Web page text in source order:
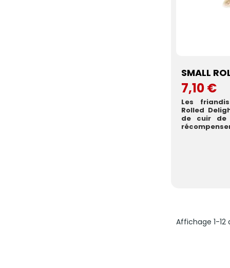
SMALL
7,10 €
Les
Rolled
de cuir de
Affichage 1-